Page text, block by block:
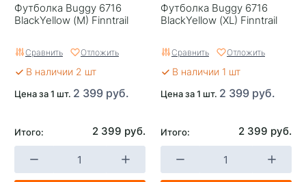
Футболка Buggy 6716
BlackYellow (M) Finntrail
Сравнить Отложить
В наличии 2 шт
Цена за 1 шт. 2 399 руб.
Итого: 2 399 руб.
Футболка Buggy 6716
BlackYellow (XL) Finntrail
Сравнить Отложить
В наличии 1 шт
Цена за 1 шт. 2 399 руб.
Итого: 2 399 руб.